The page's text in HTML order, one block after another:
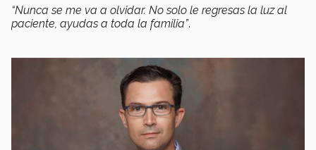
“Nunca se me va a olvidar. No solo le regresas la luz al
paciente, ayudas a toda la familia”.